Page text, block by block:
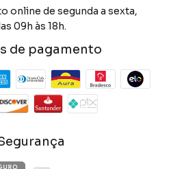
online de segunda a sexta,
09h às 18h.
de pagamento